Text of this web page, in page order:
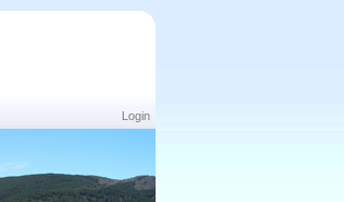
Login